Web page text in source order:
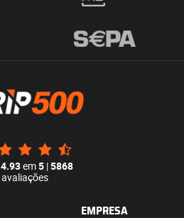
4.93em5 |5868
avaliações
EMPRESA